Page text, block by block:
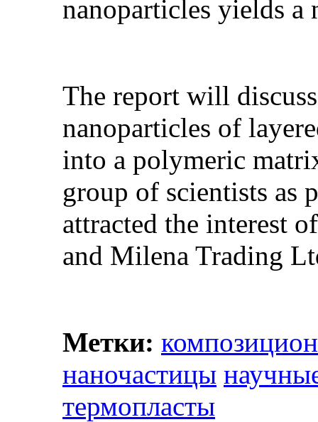
nanoparticles yields a
The report will
nanoparticles of
into a polymeric
group of scientists as
attracted the interest
and Milena Trading
Метки:
наночастицы
термопласты